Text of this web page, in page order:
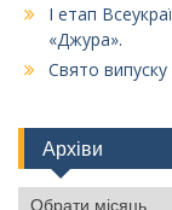
І етап
«Джура».
Свято випуску
Архіви
Архіви